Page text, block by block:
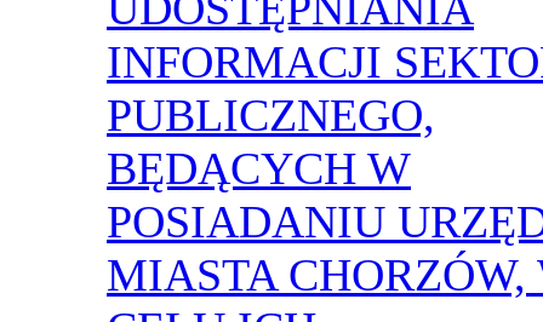
INFORMACJI
PUBLICZNEGO,
BĘDĄCYCH W
POSIADANIU
MIASTA CHORZÓW,